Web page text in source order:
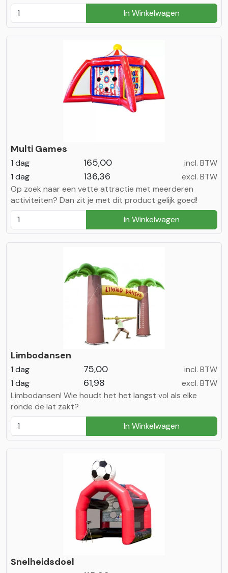
In Winkelwagen
Multi Games
1 dag 165,00
incl. BTW
1 dag
136,36
excl. BTW
Op zoek naar een vette attractie met meerderen
activiteiten? Dan zit je met dit product gelijk goed!
In Winkelwagen
Limbodansen
1 dag 75,00
incl. BTW
1 dag
61,98
excl. BTW
Limbodansen! Wie houdt het het langst vol als elke
ronde de lat zakt?
In Winkelwagen
Snelheidsdoel